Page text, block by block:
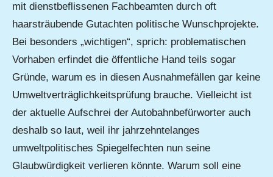
mit dienstbeflissenen Fachbeamten durch oft
haarsträubende Gutachten politische Wunschprojekte.
Bei besonders „wichtigen“, sprich: problematischen
Vorhaben erfindet die öffentliche Hand teils sogar
Gründe, warum es in diesen Ausnahmefällen gar keine
Umweltverträglichkeitsprüfung brauche. Vielleicht ist
der aktuelle Aufschrei der Autobahnbefürworter auch
deshalb so laut, weil ihr jahrzehntelanges
umweltpolitisches Spiegelfechten nun seine
Glaubwürdigkeit verlieren könnte. Warum soll eine